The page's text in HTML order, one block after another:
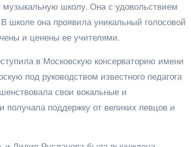
школу. Она с удовольствием
школе она проявила уникальный голосовой
и ценены ее учителями.
в Московскую консерваторию имени
под руководством известного педагога
свои вокальные и
получала поддержку от великих певцов и